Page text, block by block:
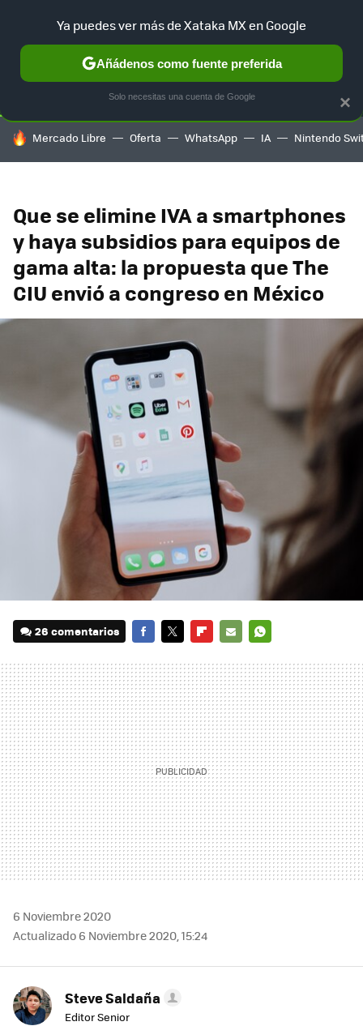
SELECCIÓN GAMING HOME AUTO TERRITORIO
HOY SE HABLA DE
Mercado Libre Oferta WhatsApp IA Nintendo
Que se elimine IVA a smartphones
y haya subsidios para equipos de
gama alta: la propuesta que The
CIU envió a congreso en México
26 comentarios
MAIL
6 Noviembre 2020
Actualizado 6 Noviembre 2020, 15:24
Steve Saldaña
Editor Senior
×
Ya puedes ver más de Xataka MX en Google
Añádenos como fuente preferida
Solo necesitas una cuenta de Google